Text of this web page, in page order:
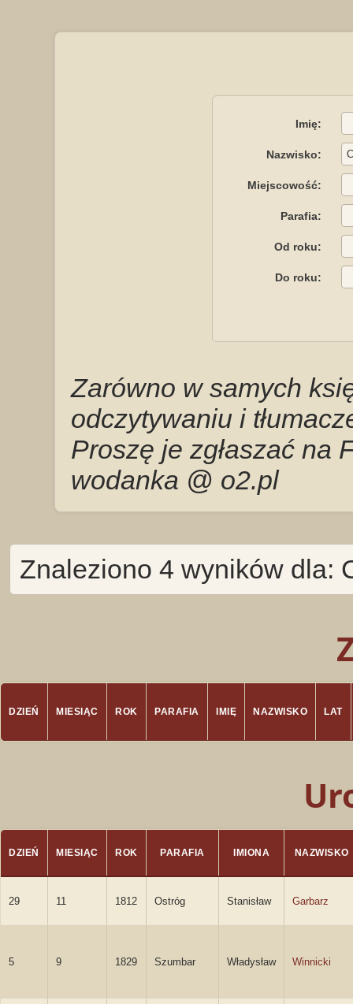
Imię:
Nazwisko:
Miejscowość:
Parafia:
Od roku:
Do roku:
Zarówno w samych
odczytywaniu i
Proszę je zgłaszać na
wodanka @ o2.pl
Znaleziono 4 wyników dla:
DZIEŃ MIESIĄC ROK PARAFIA IMIĘ NAZWISKO LAT
DZIEŃ MIESIĄC ROK PARAFIA IMIONA NAZWISKO
29 11 1812 Ostróg Stanisław Garbarz
5 9 1829 Szumbar Władysław Winnicki